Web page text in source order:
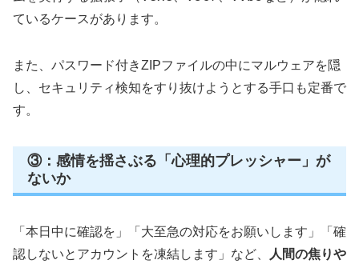
ているケースがあります。
また、パスワード付きZIPファイルの中にマルウェアを隠
し、セキュリティ検知をすり抜けようとする手口も定番で
す。
③：感情を揺さぶる「心理的プレッシャー」が
ないか
「本日中に確認を」「大至急の対応をお願いします」「確
認しないとアカウントを凍結します」など、
人間の焦りや